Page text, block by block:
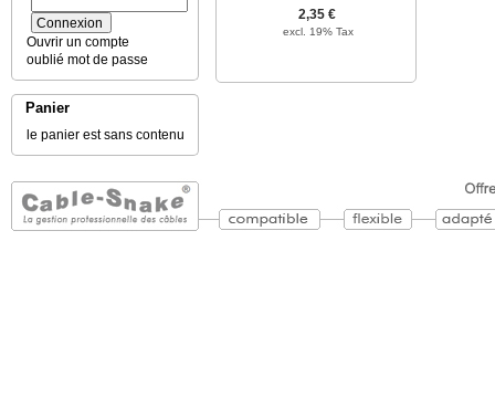
Ouvrir un compte
oublié mot de passe
Panier
le panier est sans contenu
2,35 €
excl. 19% Tax